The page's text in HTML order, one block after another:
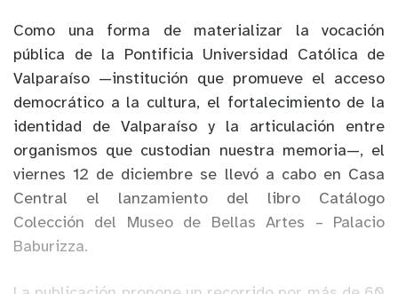
Como una forma de materializar la vocación
pública de la Pontificia Universidad Católica de
Valparaíso —institución que promueve el acceso
democrático a la cultura, el fortalecimiento de la
identidad de Valparaíso y la articulación entre
organismos que custodian nuestra memoria—, el
viernes 12 de diciembre se llevó a cabo en Casa
Central el lanzamiento del libro Catálogo
Colección del Museo de Bellas Artes – Palacio
Baburizza.